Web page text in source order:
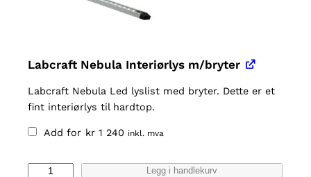
Labcraft Nebula Interiørlys m/bryter
Labcraft Nebula Led lyslist med bryter. Dette er et
fint interiørlys til hardtop.
Add for kr 1 240 inkl. mva
Legg i handlekurv